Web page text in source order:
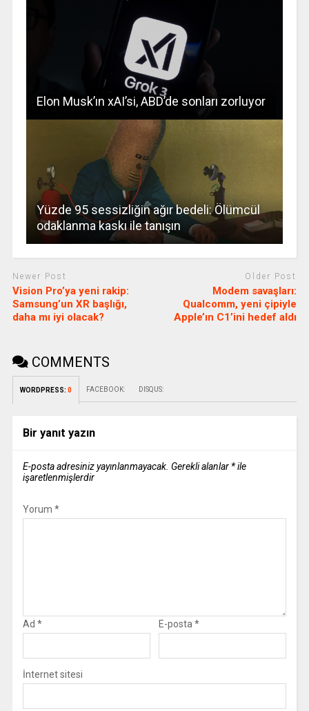
Elon Musk’ın xAI’si, ABD’de sonları zorluyor
Yüzde 95 sessizliğin ağır bedeli: Ölümcül
odaklanma kaskı ile tanışın
Newer Post
Vision Pro’ya yeni rakip:
Samsung’un XR başlığı,
daha mı iyi olacak?
Older Post
Modem savaşları:
Qualcomm, yeni çipiyle
Apple’ın C1’ini hedef aldı
COMMENTS
WORDPRESS: 0 FACEBOOK: DISQUS:
Bir yanıt yazın
E-posta adresiniz yayınlanmayacak. Gerekli alanlar *ile
işaretlenmişlerdir
Yorum *
Ad * E-posta *
İnternet sitesi